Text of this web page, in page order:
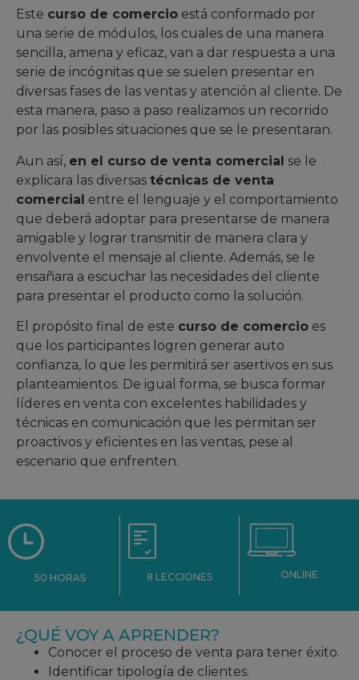
Este curso de comercio está conformado por
una serie de módulos, los cuales de una manera
sencilla, amena y eficaz, van a dar respuesta a una
serie de incógnitas que se suelen presentar en
diversas fases de las ventas y atención al cliente. De
esta manera, paso a paso realizamos un recorrido
por las posibles situaciones que se le presentaran.
Aun así, en el curso de venta comercial se le
explicara las diversas técnicas de venta
comercial entre el lenguaje y el comportamiento
que deberá adoptar para presentarse de manera
amigable y lograr transmitir de manera clara y
envolvente el mensaje al cliente. Además, se le
ensañara a escuchar las necesidades del cliente
para presentar el producto como la solución.
El propósito final de este curso de comercio es
que los participantes logren generar auto
confianza, lo que les permitirá ser asertivos en sus
planteamientos. De igual forma, se busca formar
líderes en venta con excelentes habilidades y
técnicas en comunicación que les permitan ser
proactivos y eficientes en las ventas, pese al
escenario que enfrenten.
50 HORAS 8 LECCIONES ONLINE
¿QUÉ VOY A APRENDER?
Conocer el proceso de venta para tener éxito.
Identificar tipología de clientes.